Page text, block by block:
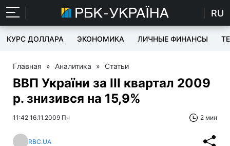
RU
КУРС ДОЛЛАРА ЭКОНОМИКА ЛИЧНЫЕ ФИНАНСЫ
Главная » Аналитика » Статьи
ВВП України за ІIІ квартал 2009
р. знизився на 15,9%
11:42 16.11.2009 Пн 2 мин
RBC.UA